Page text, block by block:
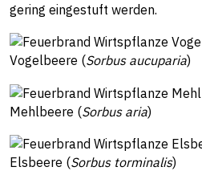
gering eingestuft werden.
Vogelbeere (Sorbus aucuparia)
Mehlbeere (Sorbus aria)
Elsbeere (Sorbus torminalis)